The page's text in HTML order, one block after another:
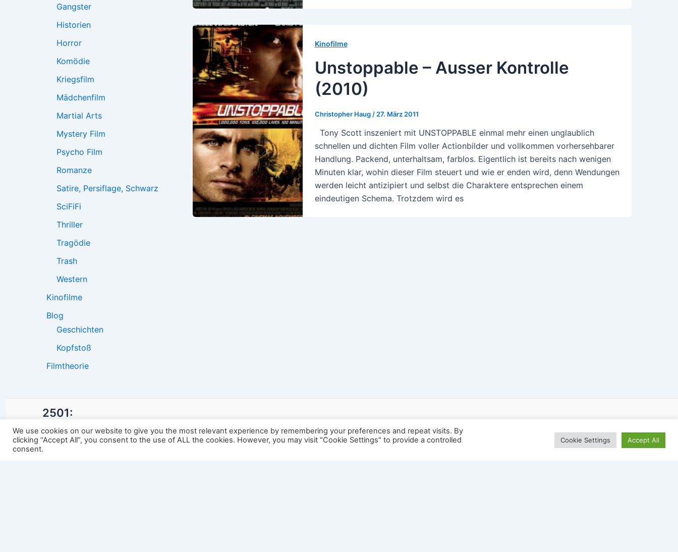
Gangster
Historien
Horror
Komödie
Kriegsfilm
Mädchenfilm
Martial Arts
Mystery Film
Psycho Film
Romanze
Satire, Persiflage, Schwarz
SciFiFi
Thriller
Tragödie
Trash
Western
Kinofilme
Blog
Geschichten
Kopfstoß
Filmtheorie
Kinofilme
Unstoppable – Ausser Kontrolle
(2010)
Christopher Haug / 27. März 2011
Tony Scott inszeniert mit UNSTOPPABLE einmal mehr einen unglaublich
schnellen und dichten Film voller Actionbilder und vollkommen vorhersehbarer
Handlung. Packend, unterhaltsam, farblos. Eigentlich ist bereits nach wenigen
Minuten klar, wohin dieser Film steuert und wie er enden wird, denn Wendungen
werden leicht antizipiert und selbst die Charaktere entsprechen einem
eindeutigen Schema. Trotzdem wird es
2501:
Impressum
We use cookies on our website to give you the most relevant experience by remembering your preferences and repeat visits. By
clicking “Accept All”, you consent to the use of ALL the cookies. However, you may visit "Cookie Settings" to provide a controlled
consent.
Cookie Settings Accept All